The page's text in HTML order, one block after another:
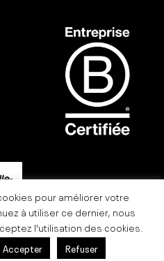
pour améliorer votre
à utiliser ce dernier, nous
l'utilisation des cookies.
Accepter Refuser